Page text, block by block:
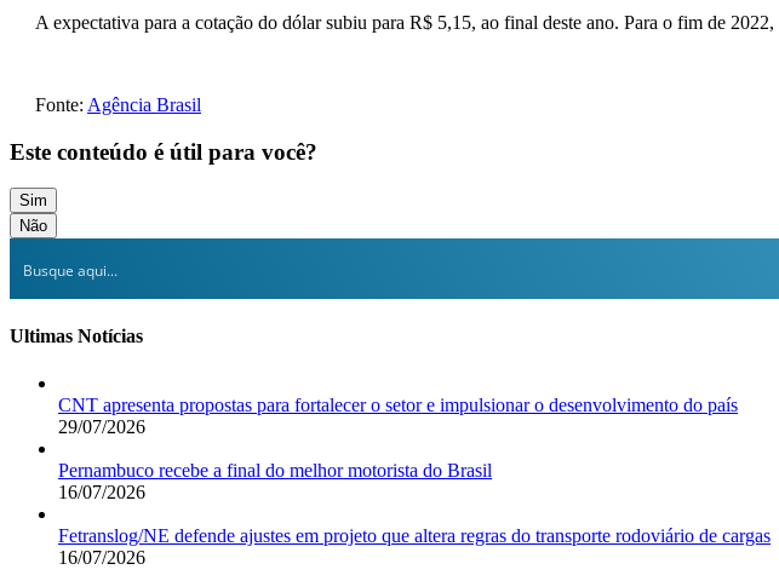
A expectativa para a cotação do dólar subiu para R$ 5,15, ao final deste ano. Para o fim de
Fonte: Agência Brasil
Este conteúdo é útil para você?
Sim
Não
Ultimas Notícias
CNT apresenta propostas para fortalecer o setor e impulsionar o desenvolvimento do país
29/07/2026
Pernambuco recebe a final do melhor motorista do Brasil
16/07/2026
Fetranslog/NE defende ajustes em projeto que altera regras do transporte rodoviário de cargas
16/07/2026